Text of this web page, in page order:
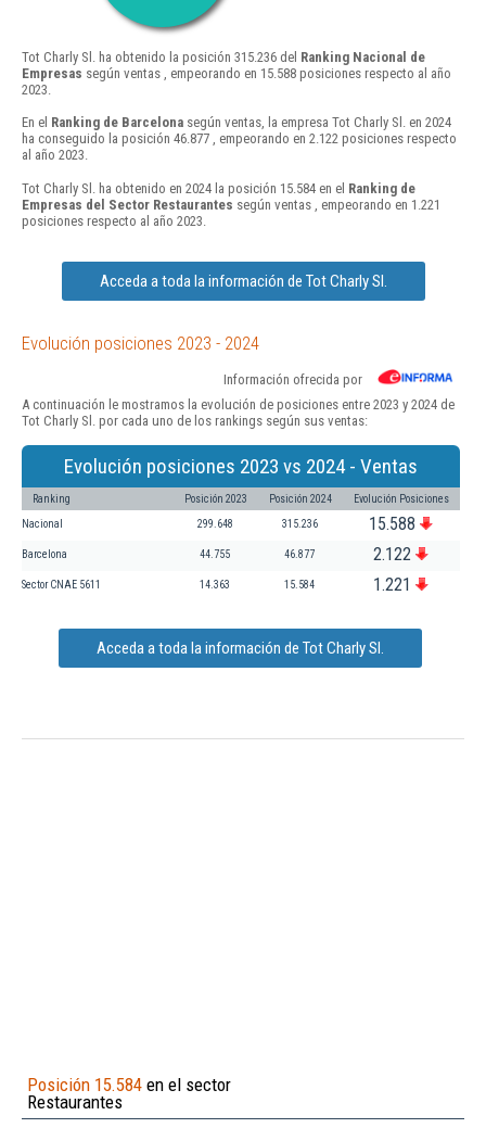
Tot Charly Sl. ha obtenido la posición 315.236 del Ranking Nacional de
Empresas según ventas , empeorando en 15.588 posiciones respecto al año
2023.
En el Ranking de Barcelona según ventas, la empresa Tot Charly Sl. en 2024
ha conseguido la posición 46.877 , empeorando en 2.122 posiciones respecto
al año 2023.
Tot Charly Sl. ha obtenido en 2024 la posición 15.584 en el Ranking de
Empresas del Sector Restaurantes según ventas , empeorando en 1.221
posiciones respecto al año 2023.
Acceda a toda la información de Tot Charly Sl.
Evolución posiciones 2023 - 2024
Información ofrecida por
A continuación le mostramos la evolución de posiciones entre 2023 y 2024 de
Tot Charly Sl. por cada uno de los rankings según sus ventas:
Evolución posiciones 2023 vs 2024 - Ventas
Ranking Posición 2023 Posición 2024 Evolución Posiciones
Nacional 299.648 315.236 15.588
Barcelona 44.755 46.877 2.122
Sector CNAE 5611 14.363 15.584 1.221
Acceda a toda la información de Tot Charly Sl.
Posición 15.584 en el sector
Restaurantes